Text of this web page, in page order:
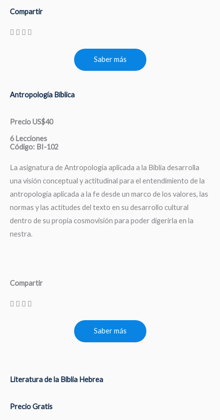
Compartir
Saber más
Antropología Bíblica
Precio US$40
6 Lecciones
Código: BI-102
La asignatura de Antropología aplicada a la Biblia desarrolla
una visión conceptual y actitudinal para el entendimiento de la
antropología aplicada a la fe desde un marco de los valores, las
normas y las actitudes del texto en su desarrollo cultural
dentro de su propia cosmovisión para poder digerirla en la
nestra.
Compartir
Saber más
Literatura de la Biblia Hebrea
Precio Gratis